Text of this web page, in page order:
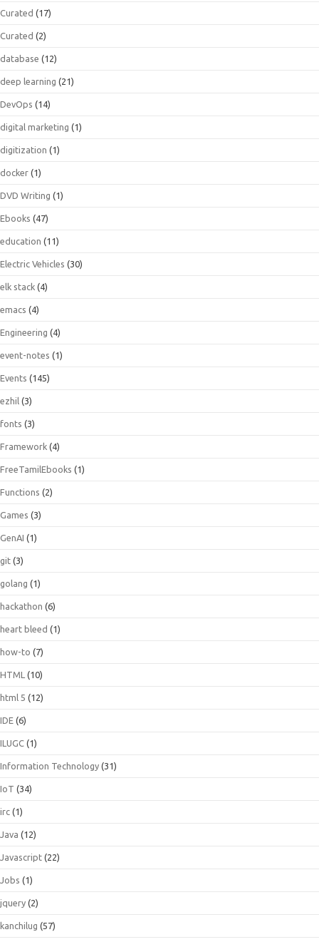
Curated (17)
Curated (2)
database (12)
deep learning (21)
DevOps (14)
digital marketing (1)
digitization (1)
docker (1)
DVD Writing (1)
Ebooks (47)
education (11)
Electric Vehicles (30)
elk stack (4)
emacs (4)
Engineering (4)
event-notes (1)
Events (145)
ezhil (3)
fonts (3)
Framework (4)
FreeTamilEbooks (1)
Functions (2)
Games (3)
GenAI (1)
git (3)
golang (1)
hackathon (6)
heart bleed (1)
how-to (7)
HTML (10)
html 5 (12)
IDE (6)
ILUGC (1)
Information Technology (31)
IoT (34)
irc (1)
Java (12)
Javascript (22)
Jobs (1)
jquery (2)
kanchilug (57)